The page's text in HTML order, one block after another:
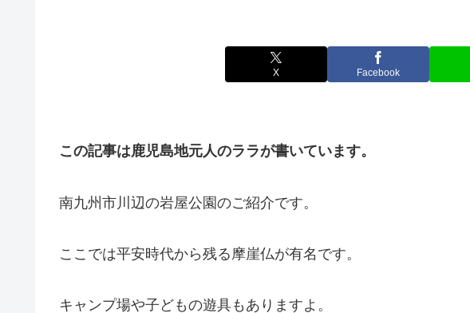
X Facebook
この記事は鹿児島地元人のララが書いています。
南九州市川辺の岩屋公園のご紹介です。
ここでは平安時代から残る摩崖仏が有名です。
キャンプ場や子どもの遊具もありますよ。